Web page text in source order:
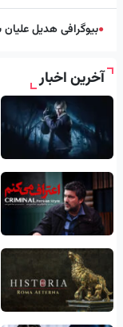
●بیوگرافی هدیل
آخرین اخبار